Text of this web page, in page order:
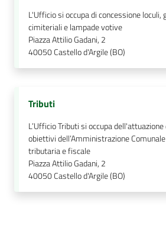
L'Ufficio si occupa di concessione
cimiteriali e lampade votive
Piazza Attilio Gadani, 2
40050Castello d'Argile (BO)
Tributi
L’Ufficio Tributi si occupa
obiettivi dell’Amministrazione
tributaria e fiscale
Piazza Attilio Gadani, 2
40050Castello d'Argile (BO)